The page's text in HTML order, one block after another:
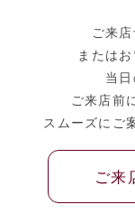
ご来
または
当
ご来店前
スムーズにご
ご来